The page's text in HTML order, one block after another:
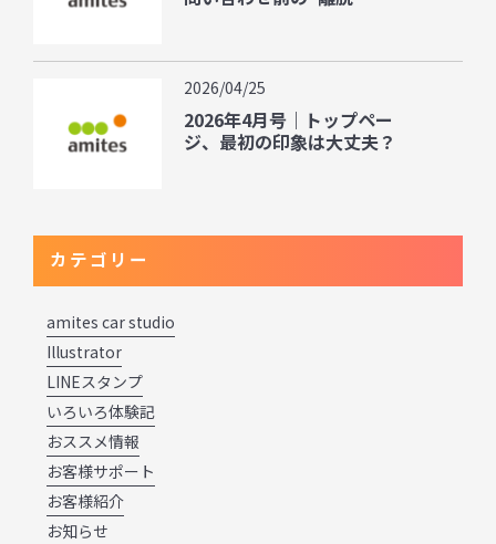
2026/04/25
2026年4月号｜トップペー
ジ、最初の印象は大丈夫？
カテゴリー
amites car studio
Illustrator
LINEスタンプ
いろいろ体験記
おススメ情報
お客様サポート
お客様紹介
お知らせ